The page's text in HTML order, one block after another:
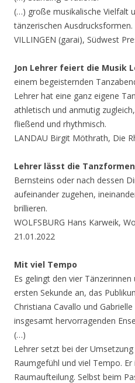
(…) große musikalische Vielfalt
tänzerischen Ausdrucksformen.
VILLINGEN (garai), Südwest
Jon Lehrer feiert die Musik
einem begeisternden
Lehrer hat eine ganz eigene
athletisch und anmutig
fließend und rhythmisch.
LANDAU Birgit Möthrath, Die
Lehrer lässt die
Bernsteins oder nach dessen
aufeinander zugehen,
brillieren.
WOLFSBURG Hans Karweik,
21.01.2022
Mit viel Tempo
Es gelingt den vier
ersten Sekunde an, das
Christiana Cavallo und
insgesamt hervorragenden
(…)
Lehrer setzt bei der
Raumgefühl und viel Tempo.
Raumaufteilung. Selbst beim